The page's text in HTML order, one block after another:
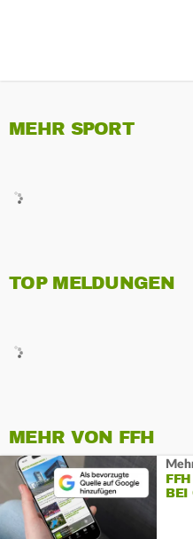
MEHR SPORT
TOP MELDUNGEN
MEHR VON FFH
BEI